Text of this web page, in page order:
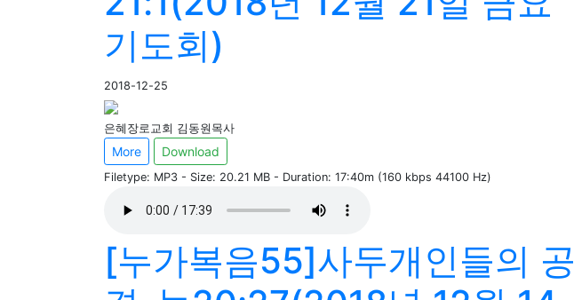
기도회)
2018-12-25
은혜장로교회 김동원목사
More Download
Filetype: MP3 - Size: 20.21 MB - Duration: 17:40m (160 kbps 44100 Hz)
[누가복음55]사두개인들의 공